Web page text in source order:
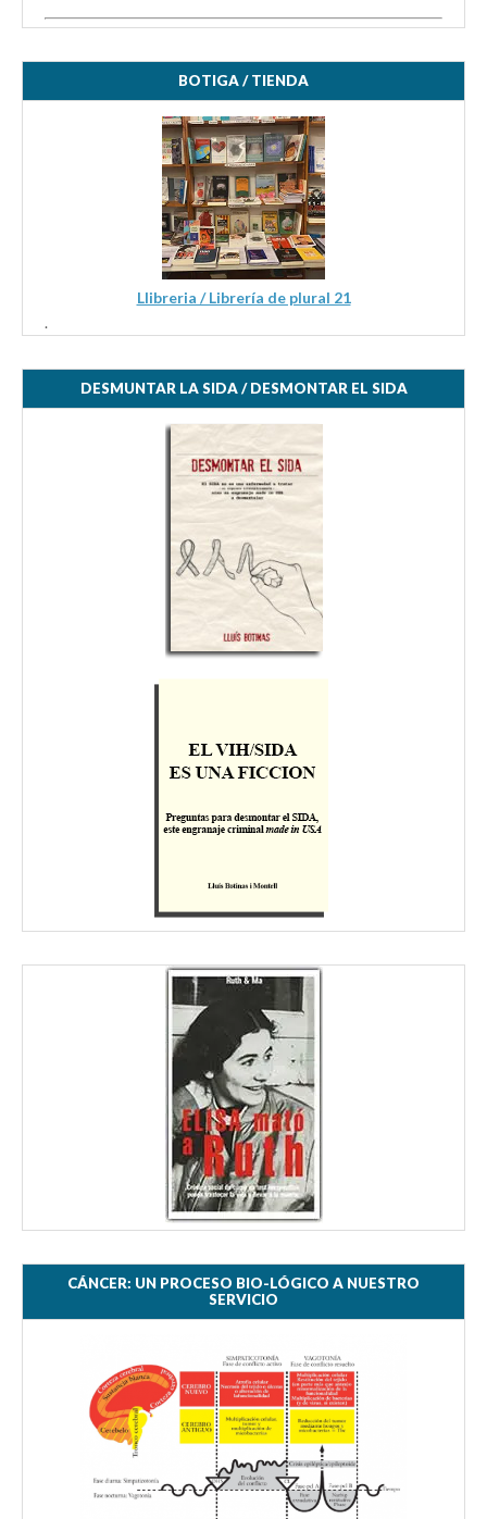
BOTIGA / TIENDA
Llibreria / Librería de plural 21
.
DESMUNTAR LA SIDA / DESMONTAR EL SIDA
CÁNCER: UN PROCESO BIO-LÓGICO A NUESTRO
SERVICIO